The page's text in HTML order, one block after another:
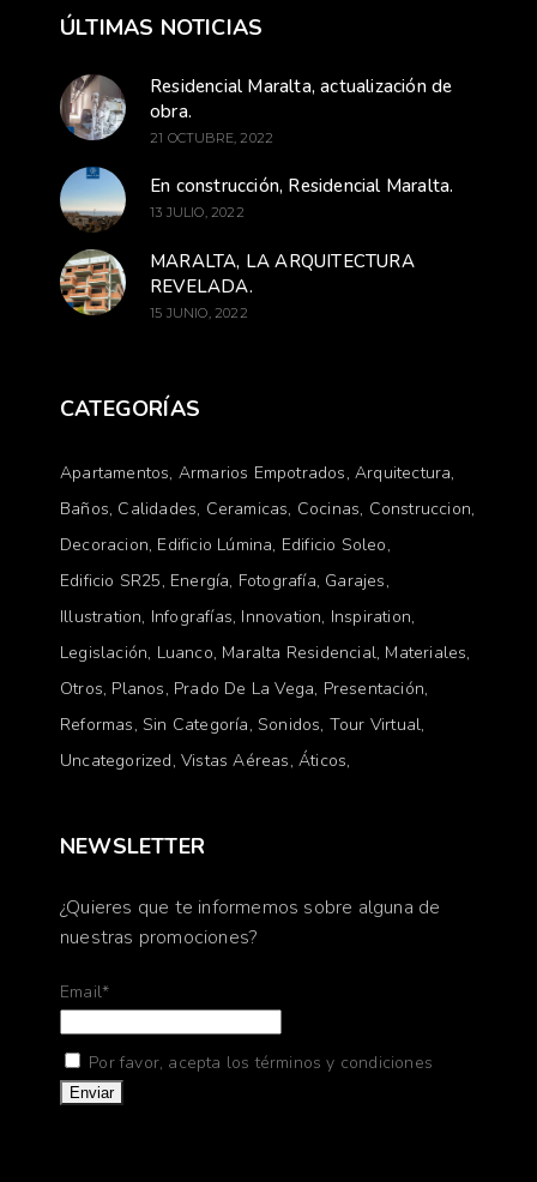
ÚLTIMAS NOTICIAS
Residencial Maralta, actualización de
obra.
21 OCTUBRE, 2022
En construcción, Residencial Maralta.
13 JULIO, 2022
MARALTA, LA ARQUITECTURA
REVELADA.
15 JUNIO, 2022
CATEGORÍAS
Apartamentos Armarios Empotrados Arquitectura
Baños Calidades Ceramicas Cocinas Construccion
Decoracion Edificio Lúmina Edificio Soleo
Edificio SR25 Energía Fotografía Garajes
Illustration Infografías Innovation Inspiration
Legislación Luanco Maralta Residencial Materiales
Otros Planos Prado De La Vega Presentación
Reformas Sin Categoría Sonidos Tour Virtual
Uncategorized Vistas Aéreas Áticos
NEWSLETTER
¿Quieres que te informemos sobre alguna de
nuestras promociones?
Email*
Por favor, acepta los términos y condiciones